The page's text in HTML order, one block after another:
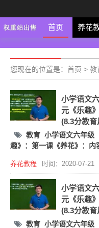
首页 养花
您现在的位置是： 首页 > 教
小学语文
元《乐趣
(8.3分教育
教育 小学语文六年级
趣》：第一课《养花》：内
养花教程 时间：2020-07-21
小学语文
元《乐趣
(8.3分教育
教育 小学语文六年级